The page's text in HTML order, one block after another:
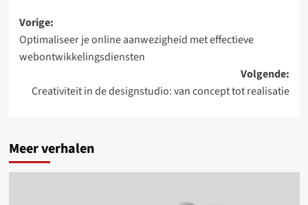
Bericht
navigatie
Vorige:
Optimaliseer je online aanwezigheid met effectieve
webontwikkelingsdiensten
Volgende:
Creativiteit in de designstudio: van concept tot realisatie
Meer verhalen